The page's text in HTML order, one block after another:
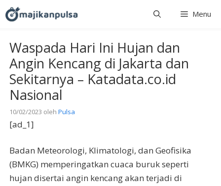
Langsung
ke
Menu
Waspada Hari Ini Hujan dan
Angin Kencang di Jakarta dan
Sekitarnya – Katadata.co.id
Nasional
10/02/2023 oleh Pulsa
[ad_1]
Badan Meteorologi, Klimatologi, dan Geofisika
(BMKG) memperingatkan cuaca buruk seperti
hujan disertai angin kencang akan terjadi di